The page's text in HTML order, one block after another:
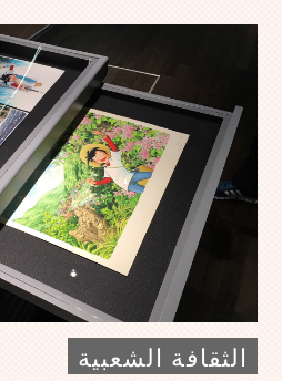
الثقافة الشعبية